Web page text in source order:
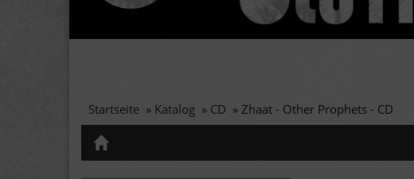
Startseite » Katalog » CD » Zhaat - Other Prophets - CD